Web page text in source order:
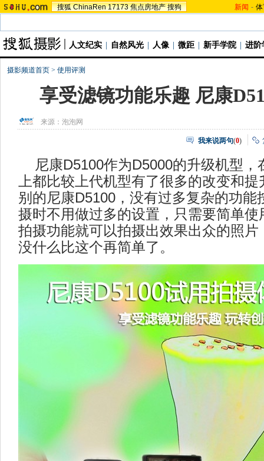
搜狐 ChinaRen 17173 焦点房地产 搜狗 新闻 -
人文纪实 自然风光 人像 微距 新手学院 进阶
摄影频道首页 > 使用评测
享受滤镜功能乐趣 尼康
来源：泡泡网
我来说两句(0)
尼康D5100作为D5000的升级机型，
上都比较上代机型有了很多的改变和
别的尼康D5100，没有过多复杂的功能
摄时不用做过多的设置，只需要简单使
拍摄功能就可以拍摄出效果出众的照片
没什么比这个再简单了。